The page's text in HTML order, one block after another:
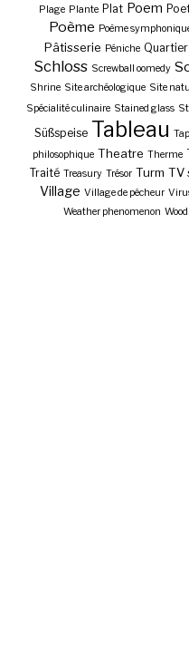
Plage Plante Plat Poem
Poème Poème
Pâtisserie Péniche Quartier
Schloss Screwball oomedy
Shrine Site archéologique Site
Spécialité culinaire Stained glass
Süßspeise Tableau
philosophique Theatre Therme
Traité Treasury Trésor Turm TV
Village Village de pêcheur
Weather phenomenon